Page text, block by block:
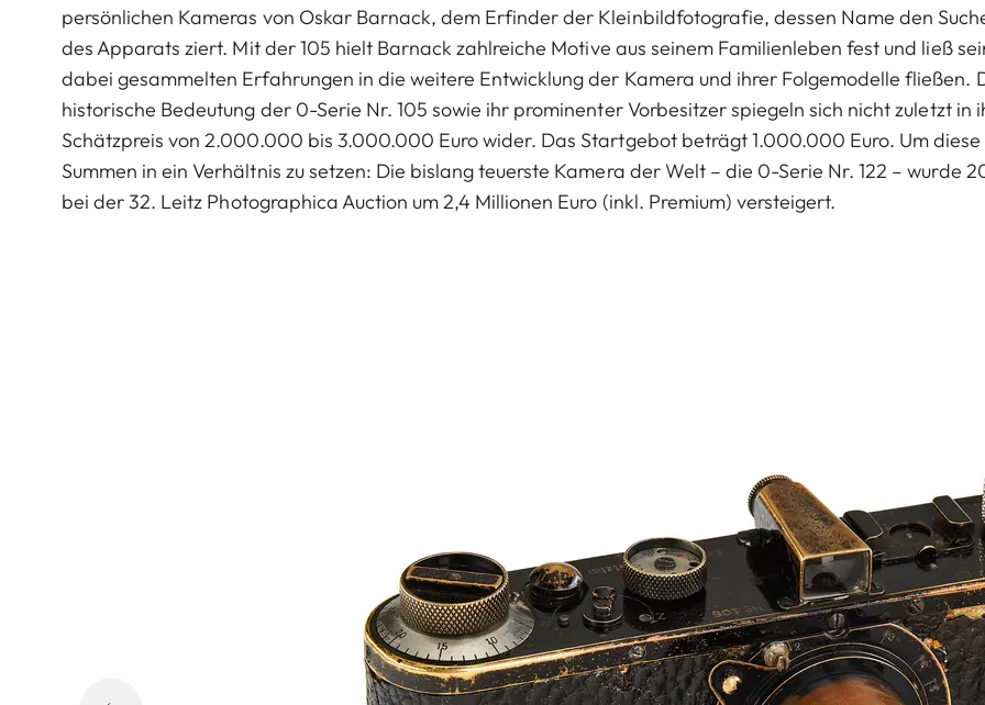
persönlichen Kameras von Oskar Barnack, dem Erfinder der Kleinbildfotografie, dessen Name den
des Apparats ziert. Mit der 105 hielt Barnack zahlreiche Motive aus seinem Familienleben fest und ließ
dabei gesammelten Erfahrungen in die weitere Entwicklung der Kamera und ihrer Folgemodelle fließen.
historische Bedeutung der 0-Serie Nr. 105 sowie ihr prominenter Vorbesitzer spiegeln sich nicht zuletzt in
Schätzpreis von 2.000.000 bis 3.000.000 Euro wider. Das Startgebot beträgt 1.000.000 Euro. Um diese
Summen in ein Verhältnis zu setzen: Die bislang teuerste Kamera der Welt – die 0-Serie Nr. 122 – wurde
bei der 32. Leitz Photographica Auction um 2,4 Millionen Euro (inkl. Premium) versteigert.